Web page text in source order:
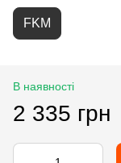
FKM
В наявності
2 335 грн